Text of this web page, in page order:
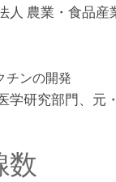
人 農業・食品
チンの開発
学研究部門、
数